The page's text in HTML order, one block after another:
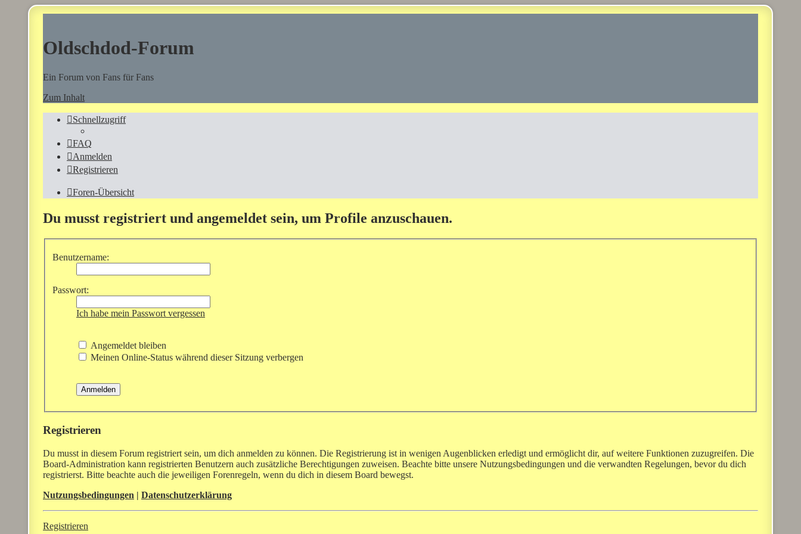
Oldschdod-Forum
Ein Forum von Fans für Fans
Zum Inhalt
Schnellzugriff
FAQ
Anmelden
Registrieren
Foren-Übersicht
Du musst registriert und angemeldet sein, um Profile anzuschauen.
Benutzername:
Passwort:
Ich habe mein Passwort vergessen
Angemeldet bleiben
Meinen Online-Status während dieser Sitzung verbergen
Registrieren
Du musst in diesem Forum registriert sein, um dich anmelden zu können. Die Registrierung ist in wenigen Augenblicken erledigt und ermöglicht dir, auf weitere Funktionen zuzugreifen. Die
Board-Administration kann registrierten Benutzern auch zusätzliche Berechtigungen zuweisen. Beachte bitte unsere Nutzungsbedingungen und die verwandten Regelungen, bevor du dich
registrierst. Bitte beachte auch die jeweiligen Forenregeln, wenn du dich in diesem Board bewegst.
Nutzungsbedingungen | Datenschutzerklärung
Registrieren